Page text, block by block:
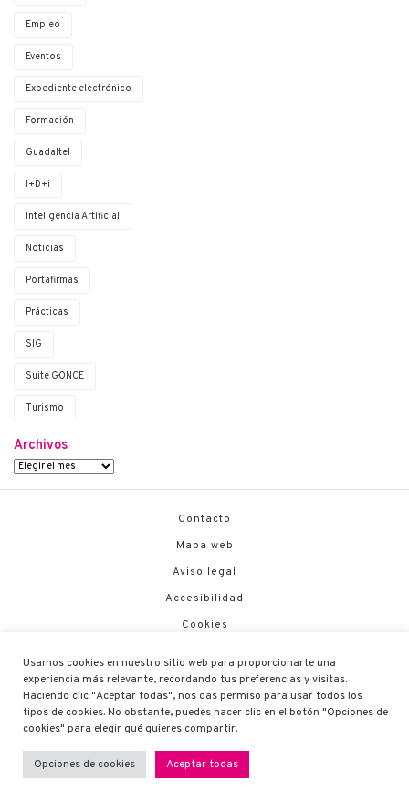
Empleo
Eventos
Expediente electrónico
Formación
Guadaltel
I+D+i
Inteligencia Artificial
Noticias
Portafirmas
Prácticas
SIG
Suite G·ONCE
Turismo
Archivos
Guadaltel © 2026
Contacto
Mapa web
Aviso legal
Accesibilidad
Cookies
Canal de Denuncias
Código Ético
Usamos cookies en nuestro sitio web para proporcionarte una
experiencia más relevante, recordando tus preferencias y visitas.
Haciendo clic "Aceptar todas", nos das permiso para usar todos los
tipos de cookies. No obstante, puedes hacer clic en el botón "Opciones de
cookies" para elegir qué quieres compartir.
Opciones de cookies Aceptar todas